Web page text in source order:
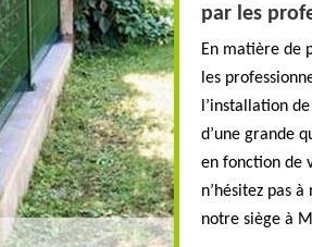
par les
En matière de
les
l’installation
d’une grande
en fonction de
n’hésitez pas
notre siège à